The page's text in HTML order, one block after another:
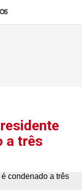
a três